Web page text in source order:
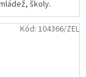
školy.
Kód: 104366/ZEL